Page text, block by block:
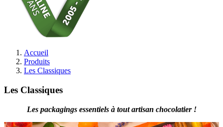
Accueil
Produits
Les Classiques
Les Classiques
Les packagings essentiels à tout artisan chocolatier !